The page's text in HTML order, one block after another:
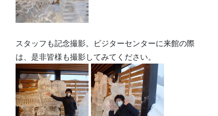
スタッフも記念撮影。ビジターセンターに来館の際
は、是非皆様も撮影してみてください。